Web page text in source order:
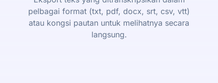
pelbagai format (txt, pdf, docx, srt, csv, vtt)
atau kongsi pautan untuk melihatnya secara
langsung.